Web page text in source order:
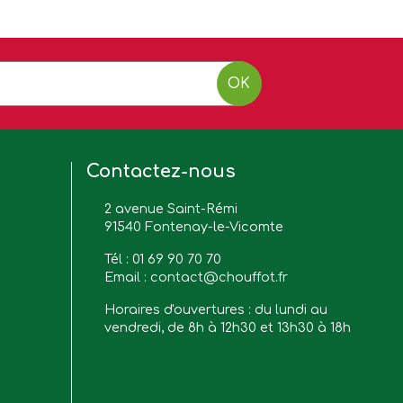
OK
Contactez-nous
2 avenue Saint-Rémi
91540 Fontenay-le-Vicomte
Tél : 01 69 90 70 70
Email : contact@chouffot.fr
Horaires d'ouvertures : du lundi au
vendredi, de 8h à 12h30 et 13h30 à 18h